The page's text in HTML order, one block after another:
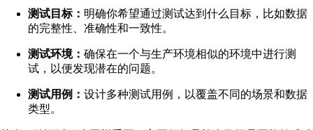
测试目标： 明确你希望通过测试达到什么目标，比如数据
的完整性、准确性和一致性。
测试环境： 确保在一个与生产环境相似的环境中进行测
试，以便发现潜在的问题。
测试用例： 设计多种测试用例，以覆盖不同的场景和数据
类型。